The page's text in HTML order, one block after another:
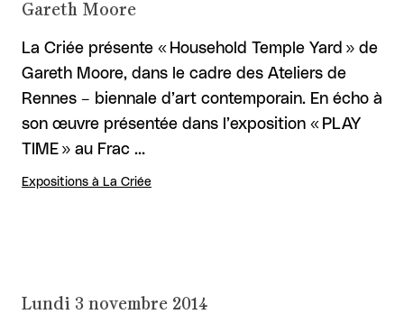
Gareth Moore
La Criée présente « Household Temple Yard » de
Gareth Moore, dans le cadre des Ateliers de
Rennes – biennale d’art contemporain. En écho à
son œuvre présentée dans l’exposition « PLAY
TIME » au Frac …
Expositions à La Criée
Lundi 3 novembre 2014